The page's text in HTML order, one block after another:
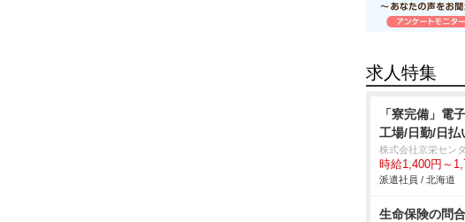
求人特集
「寮完備」電
工場/日勤/日払
株式会社京栄セン
時給1,400円～
派遣社員 / 北海道
生命保険の問